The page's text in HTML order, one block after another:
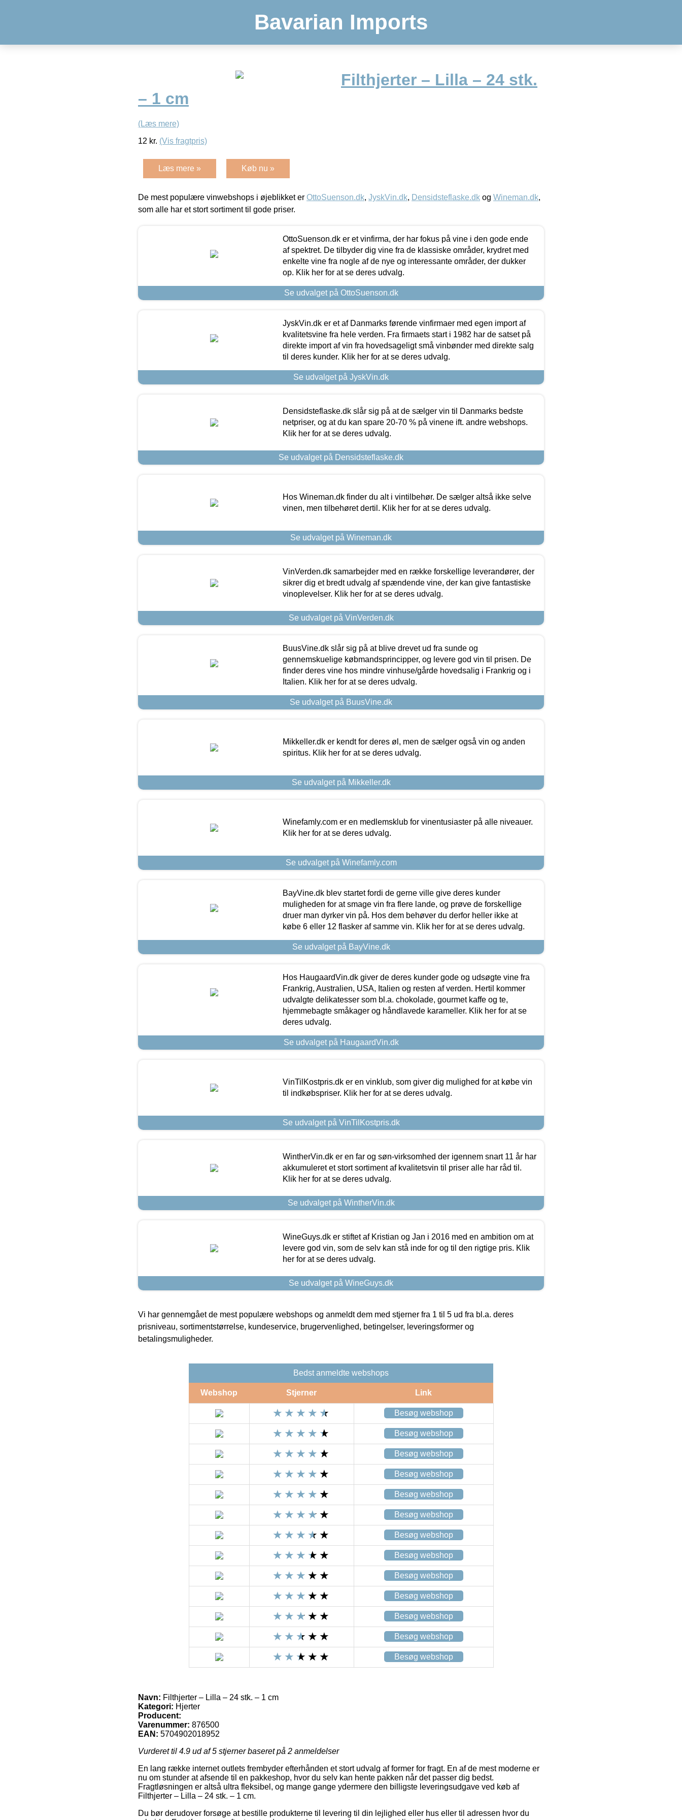
Bavarian Imports
Filthjerter – Lilla – 24 stk.
– 1 cm
(Læs mere)
12 kr. (Vis fragtpris)
Læs mere » Køb nu »
De mest populære vinwebshops i øjeblikket er OttoSuenson.dk, JyskVin.dk, Densidsteflaske.dk og Wineman.dk,
som alle har et stort sortiment til gode priser.
OttoSuenson.dk er et vinfirma, der har fokus på vine i den gode ende
af spektret. De tilbyder dig vine fra de klassiske områder, krydret med
enkelte vine fra nogle af de nye og interessante områder, der dukker
op. Klik her for at se deres udvalg.
Se udvalget på OttoSuenson.dk
JyskVin.dk er et af Danmarks førende vinfirmaer med egen import af
kvalitetsvine fra hele verden. Fra firmaets start i 1982 har de satset på
direkte import af vin fra hovedsageligt små vinbønder med direkte salg
til deres kunder. Klik her for at se deres udvalg.
Se udvalget på JyskVin.dk
Densidsteflaske.dk slår sig på at de sælger vin til Danmarks bedste
netpriser, og at du kan spare 20-70 % på vinene ift. andre webshops.
Klik her for at se deres udvalg.
Se udvalget på Densidsteflaske.dk
Hos Wineman.dk finder du alt i vintilbehør. De sælger altså ikke selve
vinen, men tilbehøret dertil. Klik her for at se deres udvalg.
Se udvalget på Wineman.dk
VinVerden.dk samarbejder med en række forskellige leverandører, der
sikrer dig et bredt udvalg af spændende vine, der kan give fantastiske
vinoplevelser. Klik her for at se deres udvalg.
Se udvalget på VinVerden.dk
BuusVine.dk slår sig på at blive drevet ud fra sunde og
gennemskuelige købmandsprincipper, og levere god vin til prisen. De
finder deres vine hos mindre vinhuse/gårde hovedsalig i Frankrig og i
Italien. Klik her for at se deres udvalg.
Se udvalget på BuusVine.dk
Mikkeller.dk er kendt for deres øl, men de sælger også vin og anden
spiritus. Klik her for at se deres udvalg.
Se udvalget på Mikkeller.dk
Winefamly.com er en medlemsklub for vinentusiaster på alle niveauer.
Klik her for at se deres udvalg.
Se udvalget på Winefamly.com
BayVine.dk blev startet fordi de gerne ville give deres kunder
muligheden for at smage vin fra flere lande, og prøve de forskellige
druer man dyrker vin på. Hos dem behøver du derfor heller ikke at
købe 6 eller 12 flasker af samme vin. Klik her for at se deres udvalg.
Se udvalget på BayVine.dk
Hos HaugaardVin.dk giver de deres kunder gode og udsøgte vine fra
Frankrig, Australien, USA, Italien og resten af verden. Hertil kommer
udvalgte delikatesser som bl.a. chokolade, gourmet kaffe og te,
hjemmebagte småkager og håndlavede karameller. Klik her for at se
deres udvalg.
Se udvalget på HaugaardVin.dk
VinTilKostpris.dk er en vinklub, som giver dig mulighed for at købe vin
til indkøbspriser. Klik her for at se deres udvalg.
Se udvalget på VinTilKostpris.dk
WintherVin.dk er en far og søn-virksomhed der igennem snart 11 år har
akkumuleret et stort sortiment af kvalitetsvin til priser alle har råd til.
Klik her for at se deres udvalg.
Se udvalget på WintherVin.dk
WineGuys.dk er stiftet af Kristian og Jan i 2016 med en ambition om at
levere god vin, som de selv kan stå inde for og til den rigtige pris. Klik
her for at se deres udvalg.
Se udvalget på WineGuys.dk
Vi har gennemgået de mest populære webshops og anmeldt dem med stjerner fra 1 til 5 ud fra bl.a. deres
prisniveau, sortimentstørrelse, kundeservice, brugervenlighed, betingelser, leveringsformer og
betalingsmuligheder.
Bedst anmeldte webshops
Webshop Stjerner Link
Besøg webshop
Besøg webshop
Besøg webshop
Besøg webshop
Besøg webshop
Besøg webshop
Besøg webshop
Besøg webshop
Besøg webshop
Besøg webshop
Besøg webshop
Besøg webshop
Besøg webshop
Navn: Filthjerter – Lilla – 24 stk. – 1 cm
Kategori: Hjerter
Producent:
Varenummer: 876500
EAN: 5704902018952
Vurderet til 4.9 ud af 5 stjerner baseret på 2 anmeldelser
En lang række internet outlets frembyder efterhånden et stort udvalg af former for fragt. En af de mest moderne er
nu om stunder at afsende til en pakkeshop, hvor du selv kan hente pakken når det passer dig bedst.
Fragtløsningen er altså ultra fleksibel, og mange gange ydermere den billigste leveringsudgave ved køb af
Filthjerter – Lilla – 24 stk. – 1 cm.
Du bør derudover forsøge at bestille produkterne til levering til din lejlighed eller hus eller til adressen hvor du